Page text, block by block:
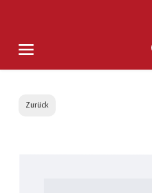
Zurück